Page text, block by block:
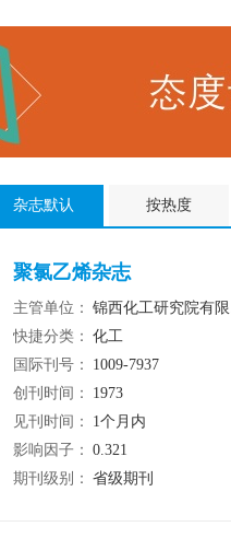
杂志默认 按热度
聚氯乙烯杂志
主管单位： 锦西化工研究院有限公司
快捷分类： 化工
国际刊号：
1009-7937
创刊时间：
1973
见刊时间：
1个月内
影响因子： 0.321
期刊级别： 省级期刊